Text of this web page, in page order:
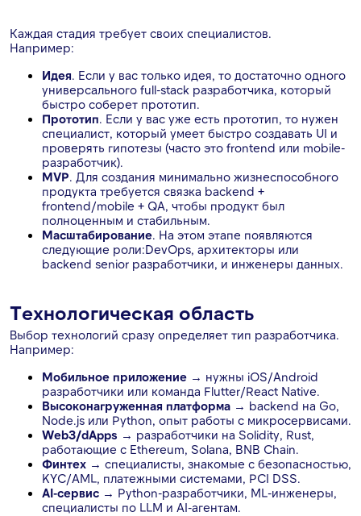
Каждая стадия требует своих специалистов.
Например:
Идея. Если у вас только идея, то достаточно одного
универсального full-stack разработчика, который
быстро соберет прототип.
Прототип. Если у вас уже есть прототип, то нужен
специалист, который умеет быстро создавать UI и
проверять гипотезы (часто это frontend или mobile-
разработчик).
MVP. Для создания минимально жизнеспособного
продукта требуется связка backend +
frontend/mobile + QA, чтобы продукт был
полноценным и стабильным.
Масштабирование. На этом этапе появляются
следующие роли:DevOps, архитекторы или
backend senior разработчики, и инженеры данных.
Технологическая область
Выбор технологий сразу определяет тип разработчика.
Например:
Мобильное приложение → нужны iOS/Android
разработчики или команда Flutter/React Native.
Высоконагруженная платформа → backend на Go,
Node.js или Python, опыт работы с микросервисами.
Web3/dApps → разработчики на Solidity, Rust,
работающие с Ethereum, Solana, BNB Chain.
Финтех → специалисты, знакомые с безопасностью,
KYC/AML, платежными системами, PCI DSS.
AI-сервис → Python-разработчики, ML-инженеры,
специалисты по LLM и AI-агентам.